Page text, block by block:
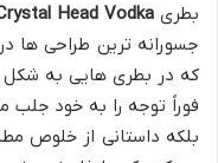
بطریHead Vodka
جسورانه ترین طراحی ها
که در بطری هایی به
فوراً توجه را به خود جلب
بلکه داستانی از خلوص